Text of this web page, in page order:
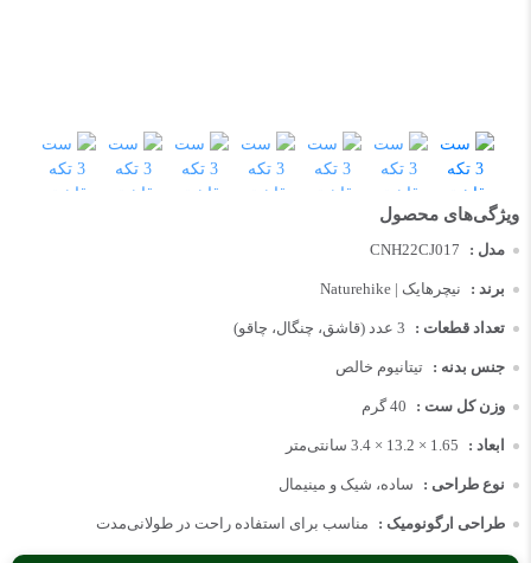
مدل : CNH22CJ017
برند : نیچرهایک | Naturehike
تعداد قطعات : 3 عدد (قاشق، چنگال، چاقو)
جنس بدنه : تیتانیوم خالص
وزن کل ست : 40 گرم
ابعاد : 1.65 × 13.2 × 3.4 سانتی‌متر
نوع طراحی : ساده، شیک و مینیمال
طراحی ارگونومیک : مناسب برای استفاده راحت در طولانی‌مدت